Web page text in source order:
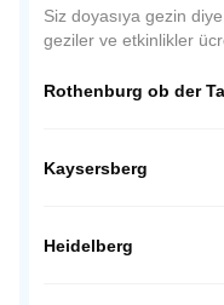
Siz doyasıya gezin
geziler ve etkinlikler
Rothenburg ob der
kasabası Rothenburg
hava müzesidir.
Kaysersberg
Kaysersberg, taş
Heidelberg